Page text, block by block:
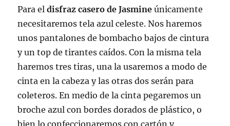
Para eldisfraz casero de Jasmine únicamente
necesitaremos tela azul celeste. Nos haremos
unos pantalones de bombacho bajos de cintura
y un top de tirantes caídos. Con la misma tela
haremos tres tiras, una la usaremos a modo de
cinta en la cabeza y las otras dos serán para
coleteros. En medio de la cinta pegaremos un
broche azul con bordes dorados de plástico, o
bien lo confeccionaremos con cartón y